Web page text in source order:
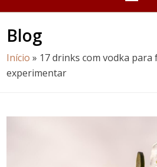
Blog
Início » 17 drinks com vodka para
experimentar